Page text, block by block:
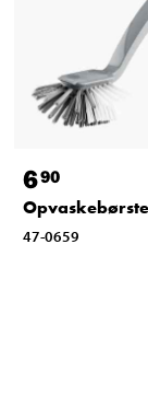
690
Opvaskebørste
47-0659